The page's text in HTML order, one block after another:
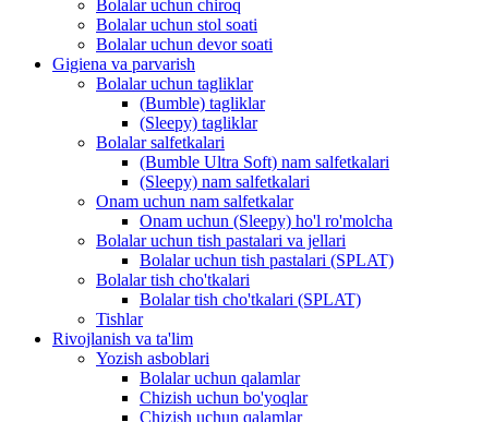
Bolalar uchun chiroq
Bolalar uchun stol soati
Bolalar uchun devor soati
Gigiena va parvarish
Bolalar uchun tagliklar
(Bumble) tagliklar
(Sleepy) tagliklar
Bolalar salfetkalari
(Bumble Ultra Soft) nam salfetkalari
(Sleepy) nam salfetkalari
Onam uchun nam salfetkalar
Onam uchun (Sleepy) ho'l ro'molcha
Bolalar uchun tish pastalari va jellari
Bolalar uchun tish pastalari (SPLAT)
Bolalar tish cho'tkalari
Bolalar tish cho'tkalari (SPLAT)
Tishlar
Rivojlanish va ta'lim
Yozish asboblari
Bolalar uchun qalamlar
Chizish uchun bo'yoqlar
Chizish uchun qalamlar